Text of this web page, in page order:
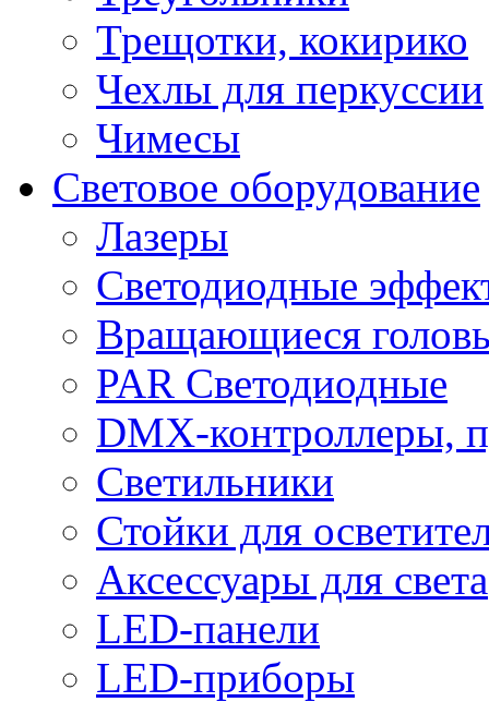
Трещотки, кокирико
Чехлы для перкуссии
Чимесы
Световое оборудование
Лазеры
Светодиодные
Вращающиеся
PAR Светодиодные
DMX-контроллеры,
Светильники
Стойки для
Аксессуары для света
LED-панели
LED-приборы